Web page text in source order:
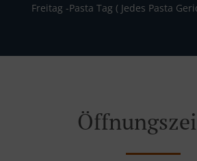
Freitag -Pasta Tag ( Jedes Pasta